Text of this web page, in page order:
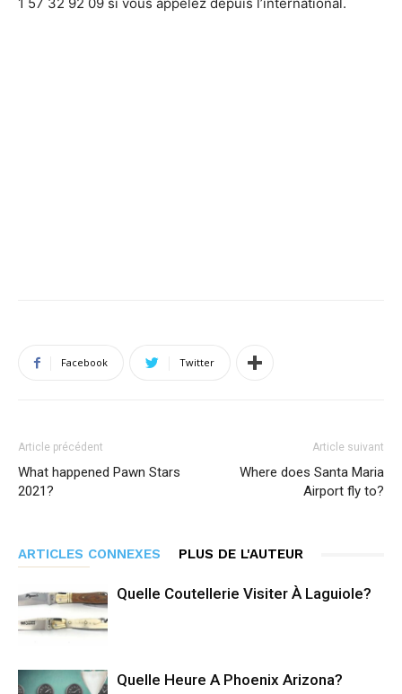
Facebook Twitter
Article précédent
What happened Pawn Stars
2021?
Article suivant
Where does Santa Maria
Airport fly to?
ARTICLES CONNEXES PLUS DE L'AUTEUR
Quelle Coutellerie Visiter À Laguiole?
Quelle Heure A Phoenix Arizona?